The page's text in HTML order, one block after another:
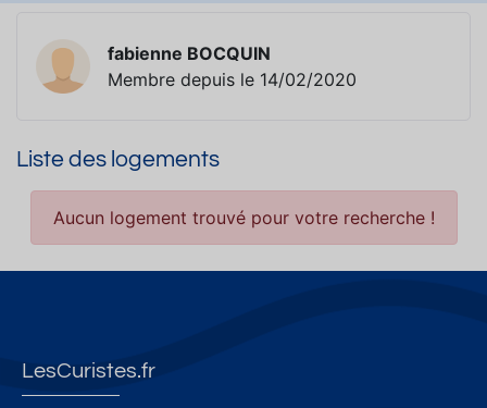
fabienne BOCQUIN
Membre depuis le 14/02/2020
Liste des logements
Aucun logement trouvé pour votre recherche !
LesCuristes.fr